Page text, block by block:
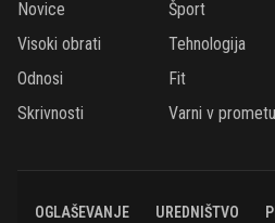
Novice Šport
Visoki obrati
Tehnologija
Odnosi
Fit
Skrivnosti
Varni v prometu
OGLAŠEVANJE UREDNIŠTVO